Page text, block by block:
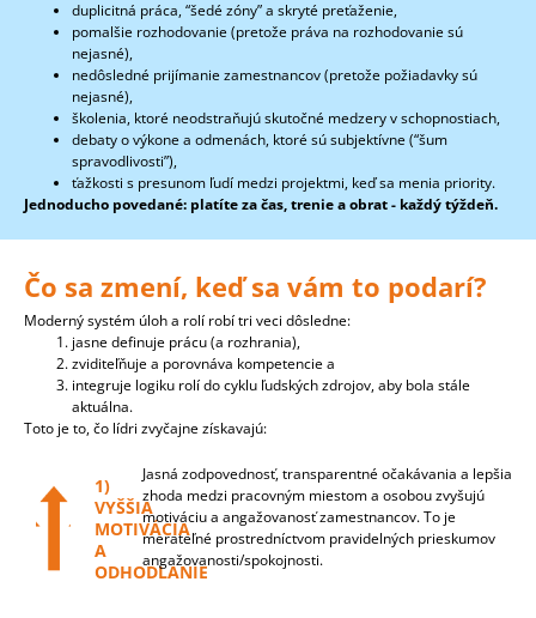
duplicitná práca, “šedé zóny” a skryté preťaženie,
pomalšie rozhodovanie (pretože práva na rozhodovanie sú
nejasné),
nedôsledné prijímanie zamestnancov (pretože požiadavky sú
nejasné),
školenia, ktoré neodstraňujú skutočné medzery v schopnostiach,
debaty o výkone a odmenách, ktoré sú subjektívne (“šum
spravodlivosti”),
ťažkosti s presunom ľudí medzi projektmi, keď sa menia priority.
Jednoducho povedané: platíte za čas, trenie a obrat - každý týždeň.
Čo sa zmení, keď sa vám to podarí?
Moderný systém úloh a rolí robí tri veci dôsledne:
jasne definuje prácu (a rozhrania),
zviditeľňuje a porovnáva kompetencie a
integruje logiku rolí do cyklu ľudských zdrojov, aby bola stále
aktuálna.
Toto je to, čo lídri zvyčajne získavajú:
1)
VYŠŠIA
MOTIVÁCIA
A
ODHODLANIE
Jasná zodpovednosť, transparentné očakávania a lepšia
zhoda medzi pracovným miestom a osobou zvyšujú
motiváciu a angažovanosť zamestnancov. To je
merateľné prostredníctvom pravidelných prieskumov
angažovanosti/spokojnosti.